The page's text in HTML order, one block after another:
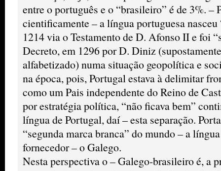
entre o português e o “brasileiro” é de 3%. –
cientificamente – a língua portuguesa
1214 via o Testamento de D. Afonso II e foi
Decreto, em 1296 por D. Diniz
alfabetizado) numa situação geopolítica e
na época, pois, Portugal estava à delimitar
como um Pais independente do Reino de
por estratégia política, “não ficava bem”
língua de Portugal, daí – esta separação.
“segunda marca branca” do mundo – a
fornecedor – o Galego.
Nesta perspectiva o – Galego-brasileiro é, a